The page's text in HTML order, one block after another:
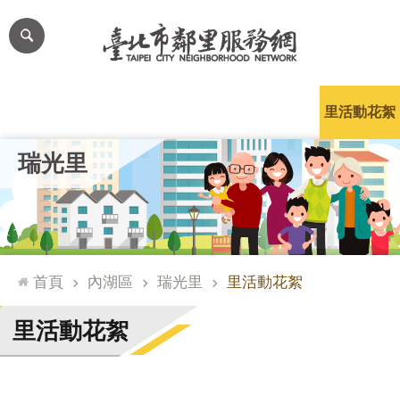
跳到主要內容區塊
網
站
台
通
臺
北
市
瑞光里
里活動花絮
首頁 內湖區 瑞光里 里活動花絮
里活動花絮